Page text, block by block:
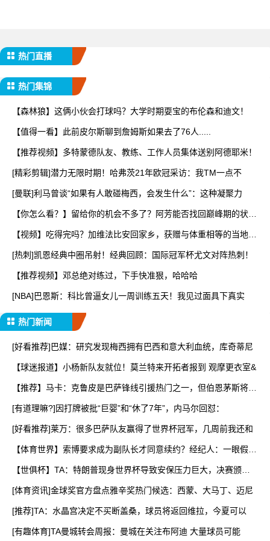
热门直播
热门集锦
【森林狼】这俩小伙会打球吗？大学时期耍宝的布伦森和迪文！
【值得一看】此前皮尔斯聊到詹姆斯如果去了76人.....
【推荐视频】多特蒙德队友、教练、工作人员集体送别阿德耶米！
[精彩剪辑]潜力无限时期！哈弗茨21年欧冠采访：我TM一点不
[曼联]利马曾谈“如果有人敢碰梅西，会发生什么”：这种凝聚力
【你怎么看？】留给你的机会不多了？阿芳能否找回巅峰期的状
【视频】吃得完吗？加维法比安回家乡，获赠与体重相等的当地特
[热刺]凯恩经典中圈吊射！经典回顾：国际冠军杯尤文对阵热刺！
【推荐视频】邓总绝对练过，下手快准狠，哈哈哈
[NBA]巴恩斯：科比曾逼女儿一周训练五天！我见过面具下真实
热门新闻
[好看推荐]巴媒：研究发现梅西拥有巴西和意大利血统，库奇蒂尼
【球迷报道】小杨新队友就位！莫兰特来开拓者报到 观摩更衣室&
【推荐】马卡：克鲁皮是巴萨锋线引援热门之一，但伯恩茅斯将其
[有道理嘛?]因打牌被批“巨婴”和“休了7年”，内马尔回怼：
[好看推荐]莱万：很多巴萨队友赢得了世界杯冠军，几周前我还和
【体育世界】索博要求成为副队长才同意续约？经纪人：一眼假，
【世俱杯】TA：特朗普现身世界杯导致安保压力巨大，决赛颁奖
[体育资讯]金球奖官方盘点雅辛奖热门候选：西蒙、大马丁、迈尼
[推荐]TA：水晶宫决定不买断盖桑，球员将返回维拉，今夏可以
[有趣体育]TA曼城转会周报：曼城在关注布阿迪 大量球员可能